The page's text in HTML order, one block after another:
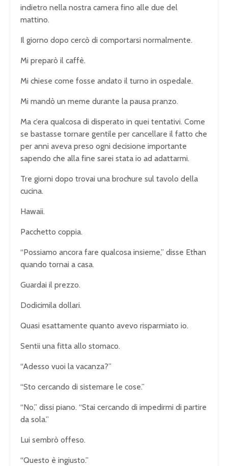
indietro nella nostra camera fino alle due del
mattino.
Il giorno dopo cercò di comportarsi normalmente.
Mi preparò il caffè.
Mi chiese come fosse andato il turno in ospedale.
Mi mandò un meme durante la pausa pranzo.
Ma c’era qualcosa di disperato in quei tentativi. Come
se bastasse tornare gentile per cancellare il fatto che
per anni aveva preso ogni decisione importante
sapendo che alla fine sarei stata io ad adattarmi.
Tre giorni dopo trovai una brochure sul tavolo della
cucina.
Hawaii.
Pacchetto coppia.
“Possiamo ancora fare qualcosa insieme,” disse Ethan
quando tornai a casa.
Guardai il prezzo.
Dodicimila dollari.
Quasi esattamente quanto avevo risparmiato io.
Sentii una fitta allo stomaco.
“Adesso vuoi la vacanza?”
“Sto cercando di sistemare le cose.”
“No,” dissi piano. “Stai cercando di impedirmi di partire
da sola.”
Lui sembrò offeso.
“Questo è ingiusto.”